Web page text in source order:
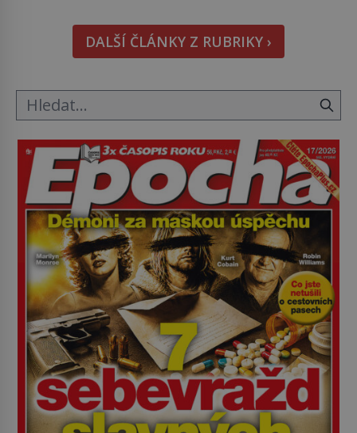
znetvořené válkou, tresty nebo nehodami. Jejich
metody jsou překvapivě promyšlené a některé
principy používají chirurgové dodnes. Úplně první
DALŠÍ ČLÁNKY Z RUBRIKY ›